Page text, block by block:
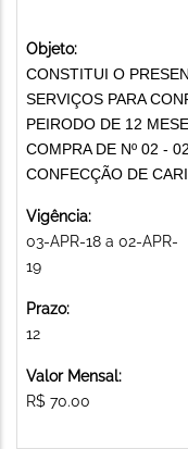
Objeto:
CONSTITUI O
SERVIÇOS PARA
PEIRODO DE 12
COMPRA DE Nº 02 -
CONFECÇÃO DE
Vigência:
03-APR-18 a 02-APR-
19
Prazo:
12
Valor Mensal:
R$ 70.00